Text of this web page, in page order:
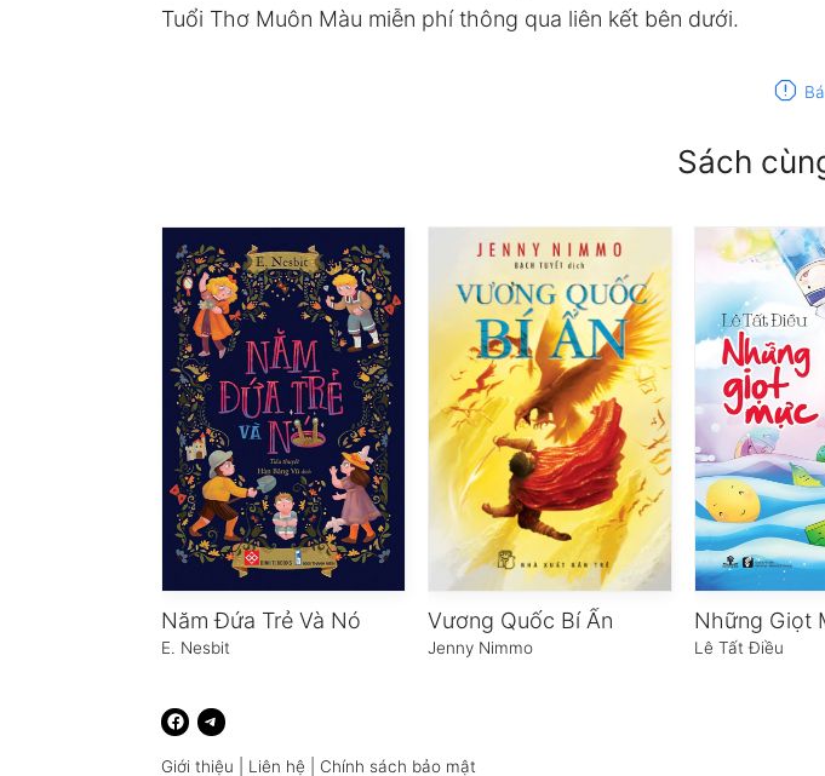
Tuổi Thơ Muôn Màu miễn phí thông qua liên kết bên dưới.
report
Sách
Năm Đứa Trẻ Và Nó
E. Nesbit
Vương Quốc Bí Ẩn
Jenny Nimmo
Những Giọt
Lê Tất Điều
Giới thiệu Liên hệ Chính sách bảo mật